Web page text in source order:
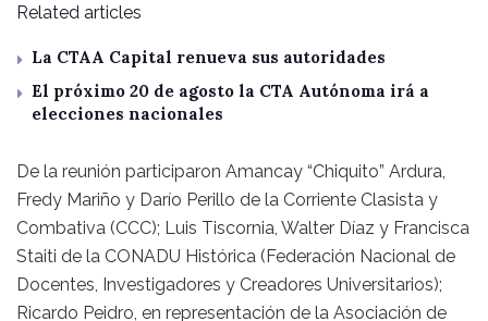
Related articles
La CTAA Capital renueva sus autoridades
El próximo 20 de agosto la CTA Autónoma irá a
elecciones nacionales
De la reunión participaron Amancay “Chiquito” Ardura,
Fredy Mariño y Darío Perillo de la Corriente Clasista y
Combativa (CCC); Luis Tiscornia, Walter Díaz y Francisca
Staiti de la CONADU Histórica (Federación Nacional de
Docentes, Investigadores y Creadores Universitarios);
Ricardo Peidro, en representación de la Asociación de